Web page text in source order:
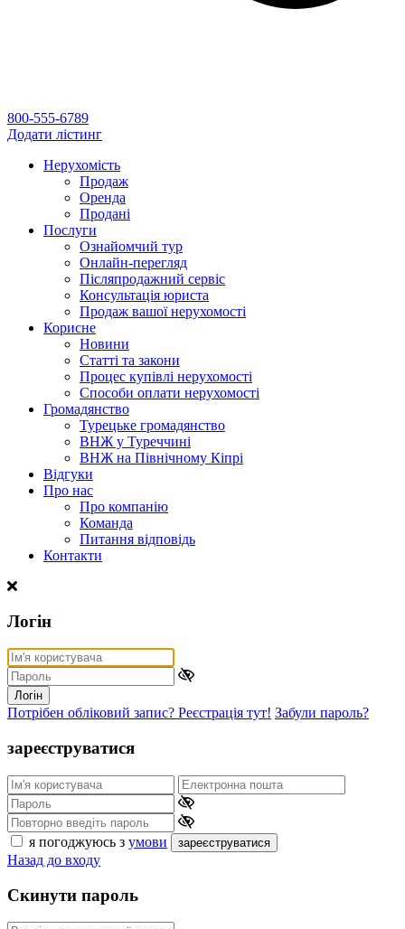
800-555-6789
Додати лістинг
Нерухомість
Продаж
Оренда
Продані
Послуги
Ознайомчий тур
Онлайн-перегляд
Післяпродажний сервіс
Консультація юриста
Продаж вашої нерухомості
Корисне
Новини
Статті та закони
Процес купівлі нерухомості
Способи оплати нерухомості
Громадянство
Турецьке громадянство
ВНЖ у Туреччині
ВНЖ на Північному Кіпрі
Відгуки
Про нас
Про компанію
Команда
Питання відповідь
Контакти
Логін
Логін
Потрібен обліковий запис? Реєстрація тут! Забули пароль?
зареєструватися
я погоджуюсь з умови зареєструватися
Назад до входу
Скинути пароль